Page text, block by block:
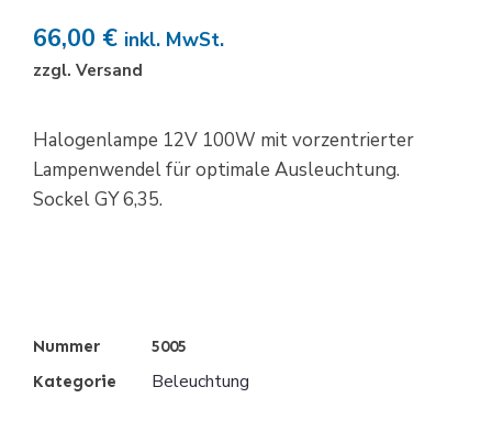
66,00 € inkl. MwSt.
zzgl. Versand
Halogenlampe 12V 100W mit vorzentrierter
Lampenwendel für optimale Ausleuchtung.
Sockel GY 6,35.
Nummer
5005
Kategorie
Beleuchtung